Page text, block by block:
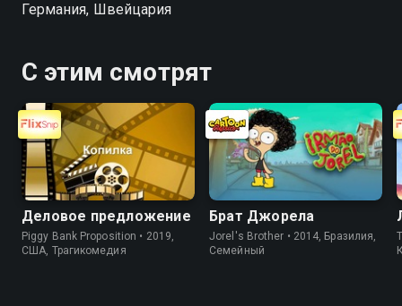
Германия, Швейцария
С этим смотрят
Деловое предложение
Piggy Bank Proposition • 2019,
США, Трагикомедия
Брат Джорела
Jorel's Brother • 2014, Бразилия,
Cемейный